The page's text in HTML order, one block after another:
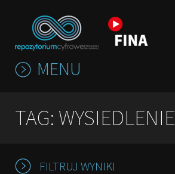
MENU
TAG: WYSIEDLENIE
FILTRUJ WYNIKI